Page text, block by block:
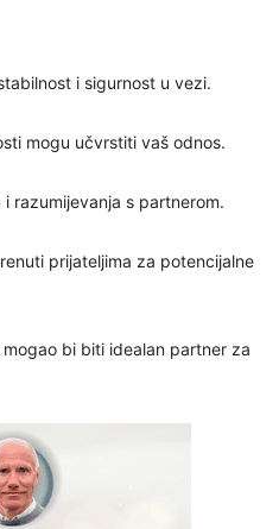
i sigurnost u vezi.
mogu učvrstiti vaš odnos.
razumijevanja s partnerom.
prijateljima za potencijalne
bi biti idealan partner za